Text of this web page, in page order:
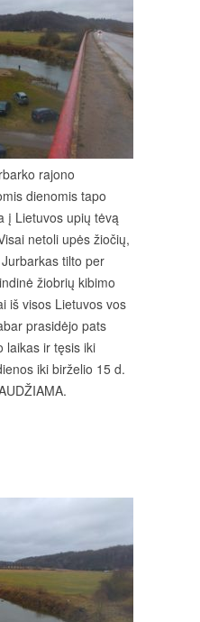
rajono
dienomis tapo
į Lietuvos upių tėvą
netoli upės žiočių,
tilto per
žiobrių kibimo
iš visos Lietuvos vos
prasidėjo pats
laikas ir tęsis iki
iki birželio 15 d.